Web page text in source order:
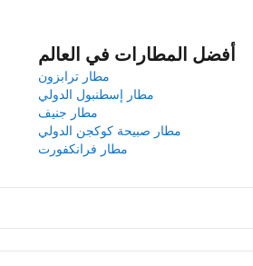
أفضل المطارات في العالم
مطار ترابزون
مطار إسطنبول الدولي
مطار جنيف
مطار صبيحة كوكجن الدولي
مطار فرانكفورت